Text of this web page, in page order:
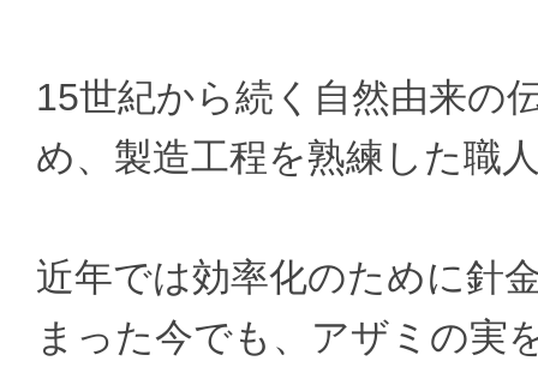
15世紀から続く自然由来の
め、製造工程を熟練した職
近年では効率化のために針
まった今でも、アザミの実